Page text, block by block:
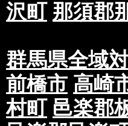
沢町 那須郡
群馬県全域
前橋市 高崎
村町 邑楽郡